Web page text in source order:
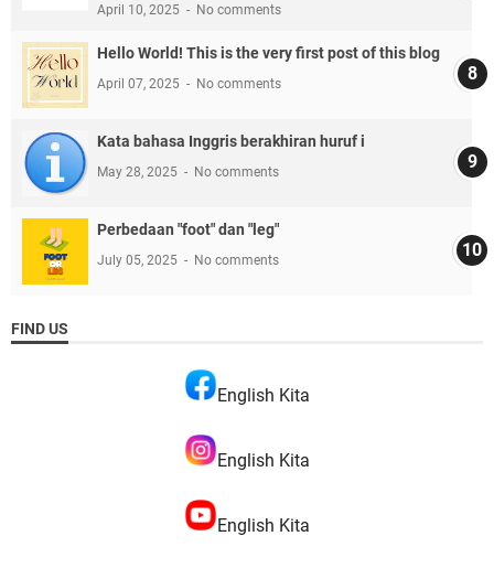
April 10, 2025 No comments
Hello World! This is the very first post of this blog
April 07, 2025 No comments
Kata bahasa Inggris berakhiran huruf i
May 28, 2025 No comments
Perbedaan "foot" dan "leg"
July 05, 2025 No comments
FIND US
English Kita
English Kita
English Kita